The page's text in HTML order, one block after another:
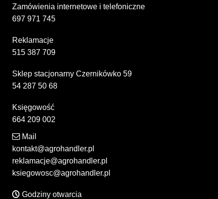
Zamówienia internetowe i telefoniczne
697 971 745
Reklamacje
515 387 709
Sklep stacjonarny Czernikówko 59
54 287 50 68
Księgowość
664 209 002
Mail
kontakt@agrohandler.pl
reklamacje@agrohandler.pl
ksiegowosc@agrohandler.pl
Godziny otwarcia